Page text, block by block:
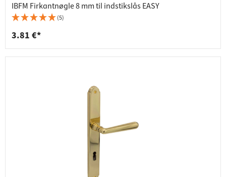
IBFM Firkantnøgle 8 mm til indstikslås EASY
(5)
3.81 €*